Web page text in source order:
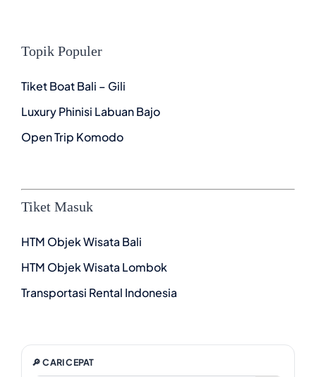
Topik Populer
Tiket Boat Bali – Gili
Luxury Phinisi Labuan Bajo
Open Trip Komodo
Tiket Masuk
HTM Objek Wisata Bali
HTM Objek Wisata Lombok
Transportasi Rental Indonesia
🔎 CARI CEPAT